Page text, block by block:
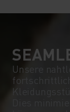
Unsere
Dies